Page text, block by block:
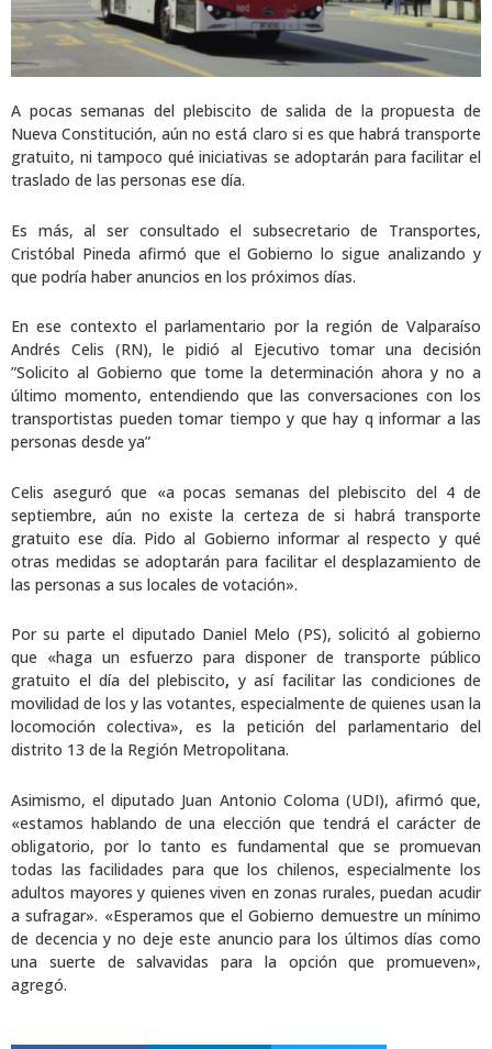
A pocas semanas del plebiscito de salida de la propuesta de
Nueva Constitución, aún no está claro si es que habrá transporte
gratuito, ni tampoco qué iniciativas se adoptarán para facilitar el
traslado de las personas ese día.
Es más, al ser consultado el subsecretario de Transportes,
Cristóbal Pineda afirmó que el Gobierno lo sigue analizando y
que podría haber anuncios en los próximos días.
En ese contexto el parlamentario por la región de Valparaíso
Andrés Celis (RN), le pidió al Ejecutivo tomar una decisión
”Solicito al Gobierno que tome la determinación ahora y no a
último momento, entendiendo que las conversaciones con los
transportistas pueden tomar tiempo y que hay q informar a las
personas desde ya”
Celis aseguró que «a pocas semanas del plebiscito del 4 de
septiembre, aún no existe la certeza de si habrá transporte
gratuito ese día. Pido al Gobierno informar al respecto y qué
otras medidas se adoptarán para facilitar el desplazamiento de
las personas a sus locales de votación».
Por su parte el diputado Daniel Melo (PS), solicitó al gobierno
que «haga un esfuerzo para disponer de transporte público
gratuito el día del plebiscito, y así facilitar las condiciones de
movilidad de los y las votantes, especialmente de quienes usan la
locomoción colectiva», es la petición del parlamentario del
distrito 13 de la Región Metropolitana.
Asimismo, el diputado Juan Antonio Coloma (UDI), afirmó que,
«estamos hablando de una elección que tendrá el carácter de
obligatorio, por lo tanto es fundamental que se promuevan
todas las facilidades para que los chilenos, especialmente los
adultos mayores y quienes viven en zonas rurales, puedan acudir
a sufragar». «Esperamos que el Gobierno demuestre un mínimo
de decencia y no deje este anuncio para los últimos días como
una suerte de salvavidas para la opción que promueven»,
agregó.